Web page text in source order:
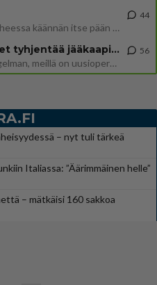
Mutta mies vain tuijottaa, siinä vaiheessa käännän itse pään pois. Mikä juttu? Yleensä jos joku tuijottaa tai katsoo, hä
44
Uusioperheen aikuiset lapset tyhjentää jääkaapin käydessään
Miten selvittäisitte seuraavan ongelman, meillä on uusioperhe, minulla teini-ikäiset lapset ja puolisolla aikuiset, jotk
56
– nyt tuli tärkeä
Italiassa: ”Äärimmäinen helle”
– mätkäisi 160 sakkoa